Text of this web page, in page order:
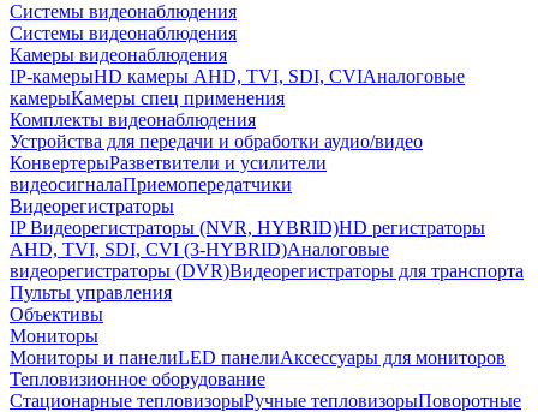
Системы видеонаблюдения
Системы видеонаблюдения
Камеры видеонаблюдения
IP-камерыHD камеры AHD, TVI, SDI, CVIАналоговые
камерыКамеры спец применения
Комплекты видеонаблюдения
Устройства для передачи и обработки аудио/видео
КонвертерыРазветвители и усилители
видеосигналаПриемопередатчики
Видеорегистраторы
IP Видеорегистраторы (NVR, HYBRID)HD регистраторы
AHD, TVI, SDI, CVI (3-HYBRID)Аналоговые
видеорегистраторы (DVR)Видеорегистраторы для транспорта
Пульты управления
Объективы
Мониторы
Мониторы и панелиLED панелиАксессуары для мониторов
Тепловизионное оборудование
Стационарные тепловизорыРучные тепловизорыПоворотные